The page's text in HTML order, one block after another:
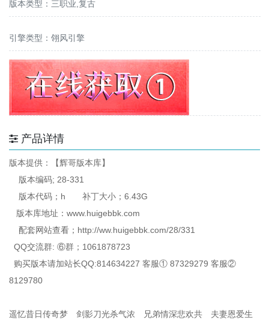
版本类型：三职业,复古
引擎类型：翎风引擎
产品详情
版本提供：【辉哥版本库】
版本编码; 28-331
版本代码；h 补丁大小；6.43G
版本库地址：www.huigebbk.com
配套网站查看；http://ww.huigebbk.com/28/331
QQ交流群: ⑥群；1061878723
购买版本请加站长QQ:814634227 客服① 87329279 客服②
8129780
遥忆昔日传奇梦 剑影刀光杀气浓 兄弟情深悲欢共 夫妻恩爱生